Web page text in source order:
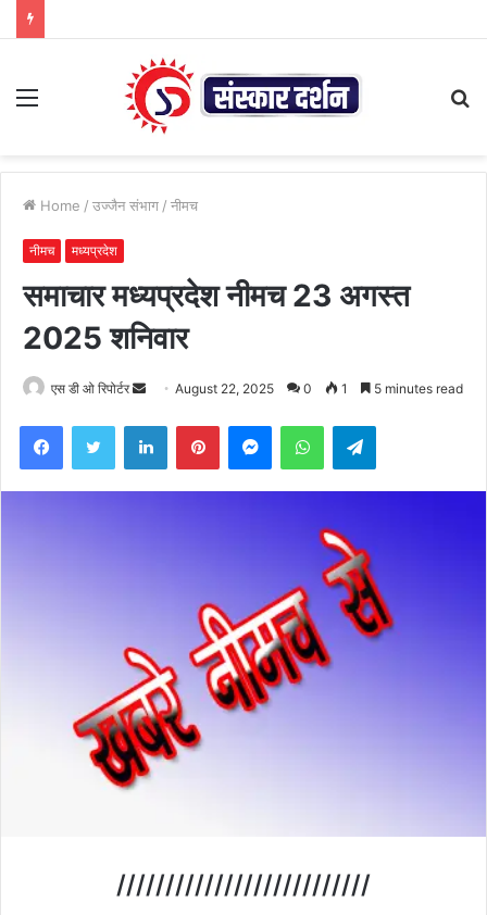
Menu
Home / उज्जैन संभाग / नीमच
नीमच मध्यप्रदेश
समाचार मध्यप्रदेश नीमच 23 अगस्त
2025 शनिवार
एस डी ओ रिपोर्टर
Send August 22, 2025 0 1 5 minutes read
FacebookTwitter LinkedInPinterestMessengerWhatsAppTelegram
//////////////////////////